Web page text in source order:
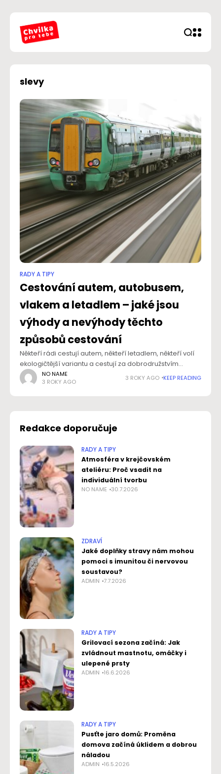
slevy
RADY A TIPY
Cestování autem, autobusem,
vlakem a letadlem – jaké jsou
výhody a nevýhody těchto
způsobů cestování
Někteří rádi cestují autem, někteří letadlem, někteří volí
ekologičtější variantu a cestují za dobrodružstvím
vlakem nebo autobusem. Ať už patříte do kterékoliv
z těchto kategorii, každá z nich má své plusy i
NO NAME
3 ROKY AGO
3 ROKY AGO KEEP READING
Redakce doporučuje
RADY A TIPY
Atmosféra v krejčovském
ateliéru: Proč vsadit na
individuální tvorbu
NO NAME 30.7.2026
ZDRAVÍ
Jaké doplňky stravy nám mohou
pomoci s imunitou či nervovou
soustavou?
ADMIN 7.7.2026
RADY A TIPY
Grilovací sezona začíná: Jak
zvládnout mastnotu, omáčky i
ulepené prsty
ADMIN 16.6.2026
RADY A TIPY
Pusťte jaro domů: Proměna
domova začíná úklidem a dobrou
náladou
ADMIN 16.5.2026